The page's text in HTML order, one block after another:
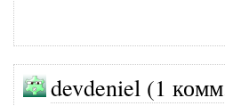
devdeniel (1